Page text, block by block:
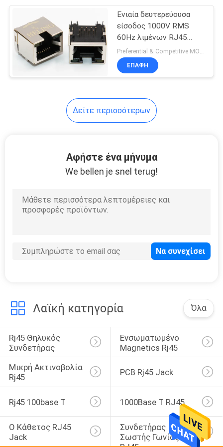
RJ45 ενιαίος
λιμένας
συνδετήρες
Συνδετήρας SMT
rj45 μέσω του
συνδετήρα τρυπών
20
Ενιαία δευτερεύουσα
είσοδος 1000V RMS
60Hz λιμένων RJ45
CAT5 Ε CAT6 για τον
προσαρμοστή του
τοπικού LAN
ΕΠΑΦΉ
Δείτε περισσότερων
Αφήστε ένα μήνυμα
We bellen je snel terug!
Λαϊκή κατηγορία Όλα
Rj45 Θηλυκός
Συνδετήρας
Ενσωματωμένο
Magnetics Rj45
Μικρή Ακτινοβολία
Rj45
PCB Rj45 Jack
Rj45 100base Τ 1000Base Τ RJ45
Ο Κάθετος RJ45
Jack
Συνδετήρας
Σωστής Γωνίας